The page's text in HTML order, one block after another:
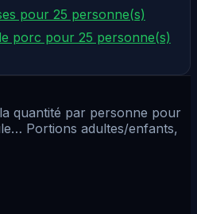
pour 25 personne(s)
porc pour 25 personne(s)
quantité par personne pour
Portions adultes/enfants,